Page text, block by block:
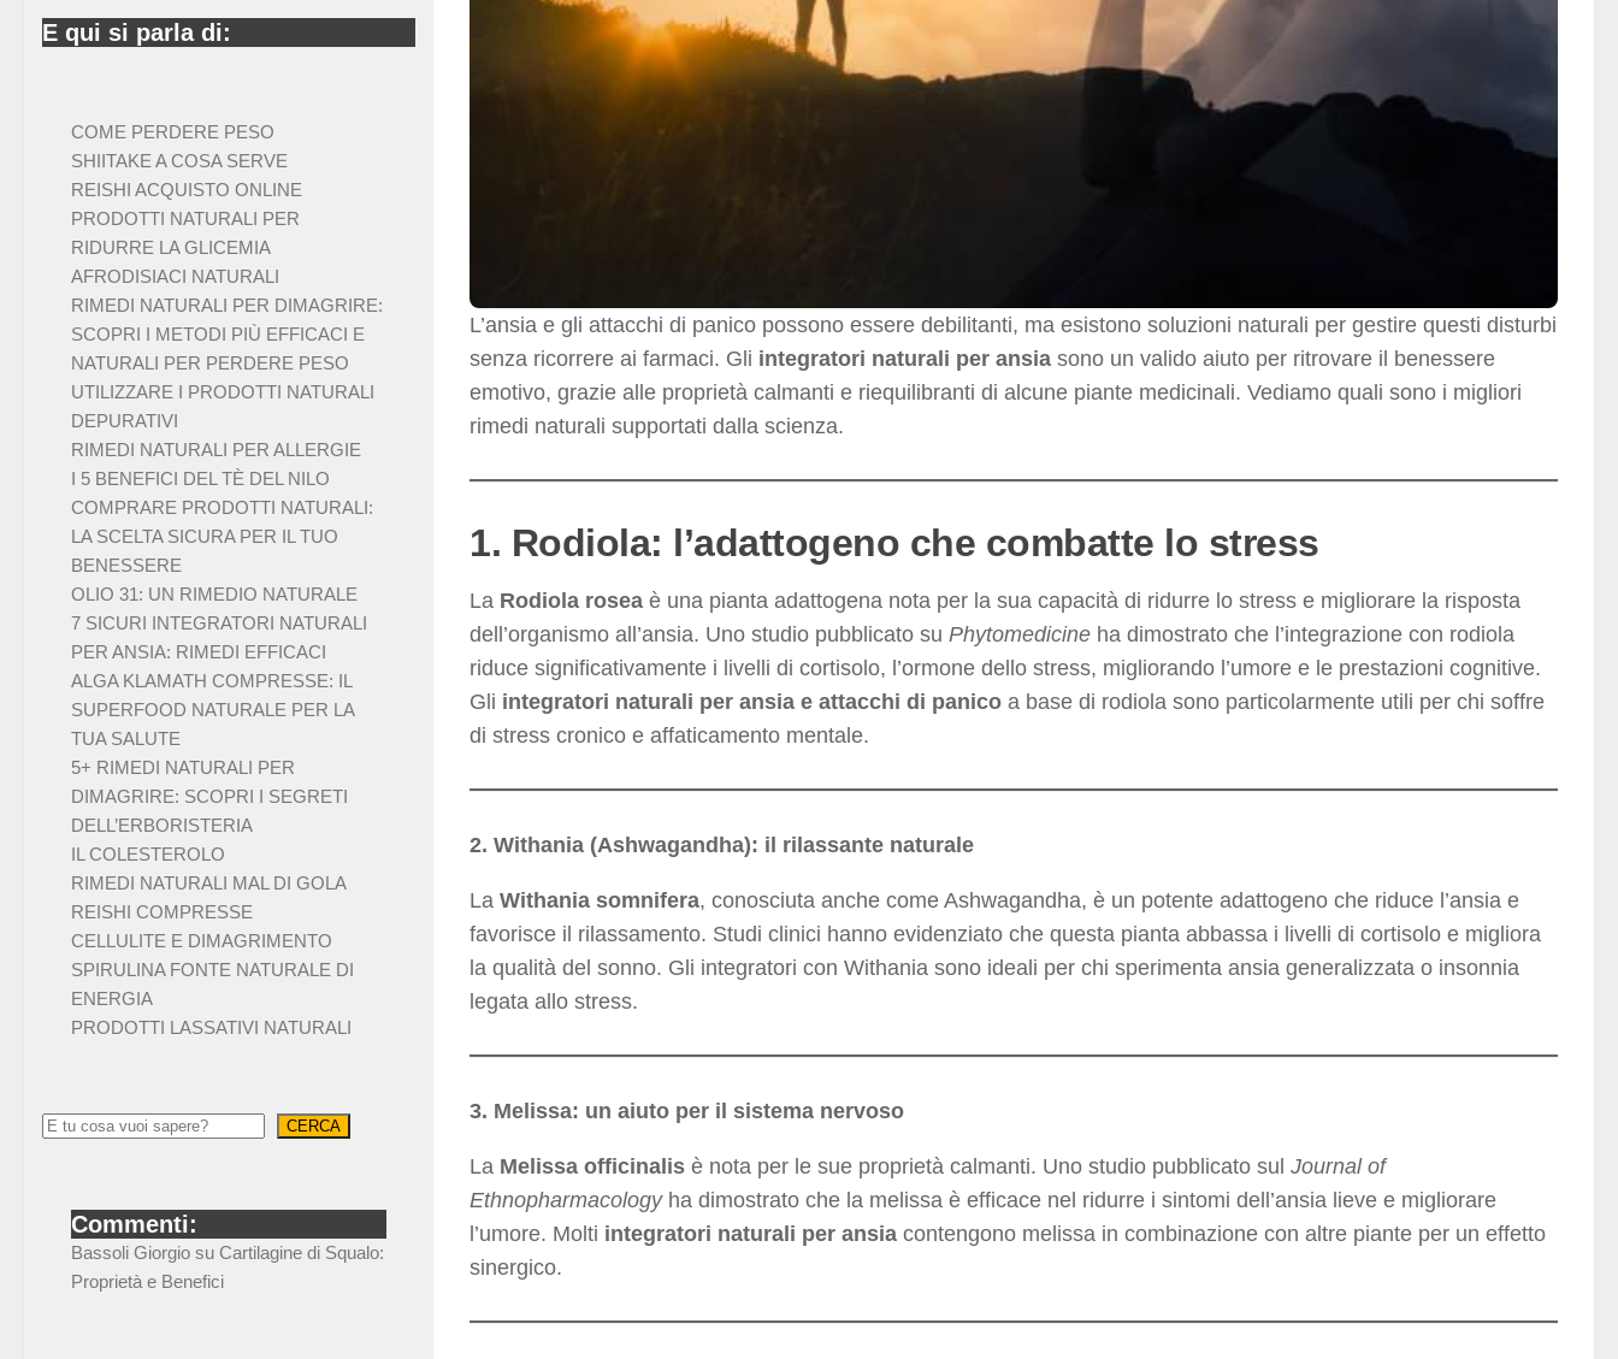
L’ansia e gli attacchi di panico possono essere debilitanti, ma esistono soluzioni naturali per gestire questi disturbi
senza ricorrere ai farmaci. Gli integratori naturali per ansia sono un valido aiuto per ritrovare il benessere
emotivo, grazie alle proprietà calmanti e riequilibranti di alcune piante medicinali. Vediamo quali sono i migliori
rimedi naturali supportati dalla scienza.
1. Rodiola: l’adattogeno che combatte lo stress
La Rodiola rosea è una pianta adattogena nota per la sua capacità di ridurre lo stress e migliorare la risposta
dell’organismo all’ansia. Uno studio pubblicato su Phytomedicine ha dimostrato che l’integrazione con rodiola
riduce significativamente i livelli di cortisolo, l’ormone dello stress, migliorando l’umore e le prestazioni cognitive.
Gli integratori naturali per ansia e attacchi di panico a base di rodiola sono particolarmente utili per chi soffre
di stress cronico e affaticamento mentale.
2. Withania (Ashwagandha): il rilassante naturale
La Withania somnifera, conosciuta anche come Ashwagandha, è un potente adattogeno che riduce l’ansia e
favorisce il rilassamento. Studi clinici hanno evidenziato che questa pianta abbassa i livelli di cortisolo e migliora
la qualità del sonno. Gli integratori con Withania sono ideali per chi sperimenta ansia generalizzata o insonnia
legata allo stress.
3. Melissa: un aiuto per il sistema nervoso
La Melissa officinalis è nota per le sue proprietà calmanti. Uno studio pubblicato sul Journal of
Ethnopharmacologyha dimostrato che la melissa è efficace nel ridurre i sintomi dell’ansia lieve e migliorare
l’umore. Molti integratori naturali per ansia contengono melissa in combinazione con altre piante per un effetto
sinergico.
E qui si parla di:
COME PERDERE PESO
SHIITAKE A COSA SERVE
REISHI ACQUISTO ONLINE
PRODOTTI NATURALI PER
RIDURRE LA GLICEMIA
AFRODISIACI NATURALI
RIMEDI NATURALI PER DIMAGRIRE:
SCOPRI I METODI PIÙ EFFICACI E
NATURALI PER PERDERE PESO
UTILIZZARE I PRODOTTI NATURALI
DEPURATIVI
RIMEDI NATURALI PER ALLERGIE
I 5 BENEFICI DEL TÈ DEL NILO
COMPRARE PRODOTTI NATURALI:
LA SCELTA SICURA PER IL TUO
BENESSERE
OLIO 31: UN RIMEDIO NATURALE
7 SICURI INTEGRATORI NATURALI
PER ANSIA: RIMEDI EFFICACI
ALGA KLAMATH COMPRESSE: IL
SUPERFOOD NATURALE PER LA
TUA SALUTE
5+ RIMEDI NATURALI PER
DIMAGRIRE: SCOPRI I SEGRETI
DELL’ERBORISTERIA
IL COLESTEROLO
RIMEDI NATURALI MAL DI GOLA
REISHI COMPRESSE
CELLULITE E DIMAGRIMENTO
SPIRULINA FONTE NATURALE DI
ENERGIA
PRODOTTI LASSATIVI NATURALI
CERCA
Commenti:
Bassoli Giorgio su Cartilagine di Squalo:
Proprietà e Benefici